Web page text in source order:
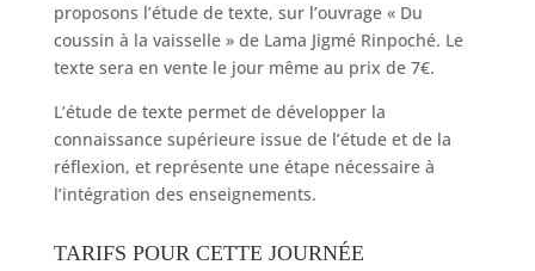
proposons l’étude de texte, sur l’ouvrage « Du
coussin à la vaisselle » de Lama Jigmé Rinpoché. Le
texte sera en vente le jour même au prix de 7€.
L’étude de texte permet de développer la
connaissance supérieure issue de l’étude et de la
réflexion, et représente une étape nécessaire à
l’intégration des enseignements.
TARIFS POUR CETTE JOURNÉE